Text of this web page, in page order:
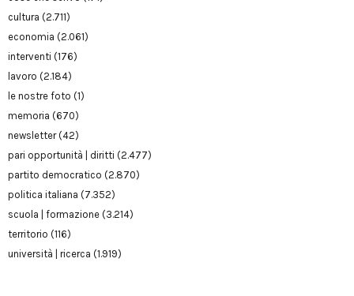
cultura (2.711)
economia (2.061)
interventi (176)
lavoro (2.184)
le nostre foto (1)
memoria (670)
newsletter(42)
pari opportunità | diritti (2.477)
partito democratico (2.870)
politica italiana (7.352)
scuola | formazione (3.214)
territorio (116)
università | ricerca (1.919)